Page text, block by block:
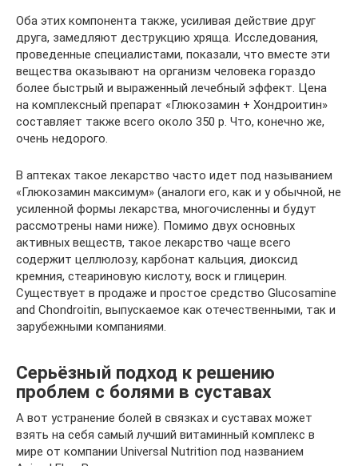
Оба этих компонента также, усиливая действие друг
друга, замедляют деструкцию хряща. Исследования,
проведенные специалистами, показали, что вместе эти
вещества оказывают на организм человека гораздо
более быстрый и выраженный лечебный эффект. Цена
на комплексный препарат «Глюкозамин + Хондроитин»
составляет также всего около 350 р. Что, конечно же,
очень недорого.
В аптеках такое лекарство часто идет под называнием
«Глюкозамин максимум» (аналоги его, как и у обычной, не
усиленной формы лекарства, многочисленны и будут
рассмотрены нами ниже). Помимо двух основных
активных веществ, такое лекарство чаще всего
содержит целлюлозу, карбонат кальция, диоксид
кремния, стеариновую кислоту, воск и глицерин.
Существует в продаже и простое средство Glucosamine
and Chondroitin, выпускаемое как отечественными, так и
зарубежными компаниями.
Серьёзный подход к решению
проблем с болями в суставах
А вот устранение болей в связках и суставах может
взять на себя самый лучший витаминный комплекс в
мире от компании Universal Nutrition под названием